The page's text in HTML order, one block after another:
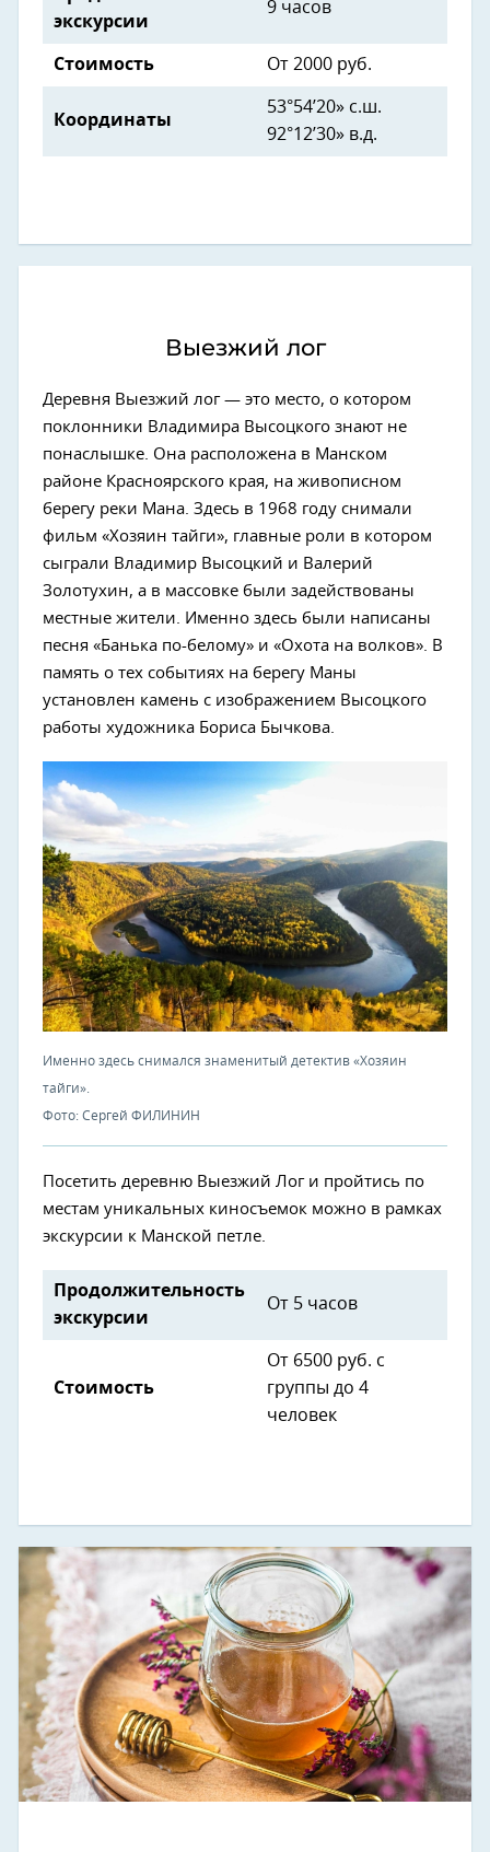
экскурсии
9 часов
Стоимость От 2000 руб.
Координаты
53°54’20» с.ш.
92°12’30» в.д.
Выезжий лог
Деревня Выезжий лог — это место, о котором
поклонники Владимира Высоцкого знают не
понаслышке. Она расположена в Манском
районе Красноярского края, на живописном
берегу реки Мана. Здесь в 1968 году снимали
фильм «Хозяин тайги», главные роли в котором
сыграли Владимир Высоцкий и Валерий
Золотухин, а в массовке были задействованы
местные жители. Именно здесь были написаны
песня «Банька по-белому» и «Охота на волков». В
память о тех событиях на берегу Маны
установлен камень с изображением Высоцкого
работы художника Бориса Бычкова.
Именно здесь снимался знаменитый детектив «Хозяин
тайги».
Фото: Сергей ФИЛИНИН
Посетить деревню Выезжий Лог и пройтись по
местам уникальных киносъемок можно в рамках
экскурсии к Манской петле.
Продолжительность
экскурсии
От 5 часов
Стоимость
От 6500 руб. с
группы до 4
человек